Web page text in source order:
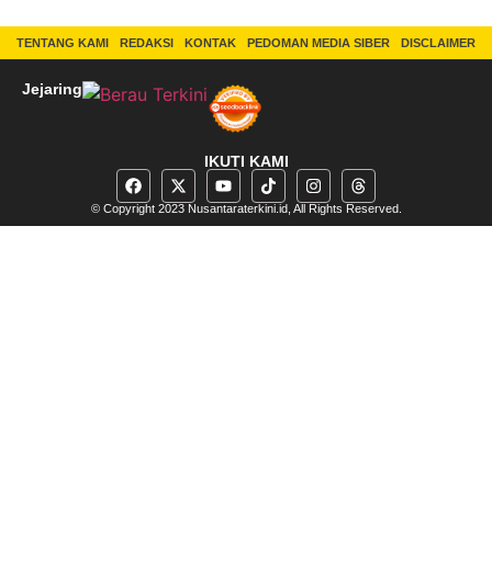
TENTANG KAMI REDAKSI KONTAK PEDOMAN MEDIA SIBER DISCLAIMER
Jejaring
IKUTI KAMI
© Copyright 2023 Nusantaraterkini.id, All Rights Reserved.